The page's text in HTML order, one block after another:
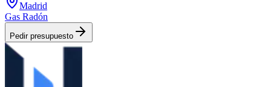
Madrid
Gas Radón
Pedir presupuesto